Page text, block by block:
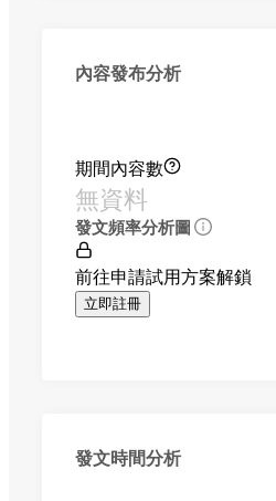
內容發布分析
期間內容數
無資料
發文頻率分析圖
前往申請試用方案解鎖
立即註冊
發文時間分析